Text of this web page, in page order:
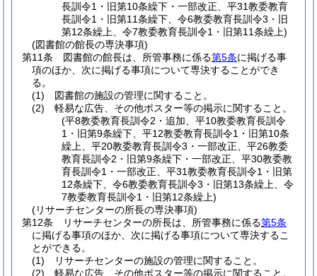
長訓令1・旧第10条繰下・一部改正、平31教委教育
長訓令1・旧第11条繰下、令6教委教育長訓令3・旧
第12条繰上、令7教委教育長訓令1・旧第11条繰上)
(図書館の館長の専決事項)
第11条
図書館の館長は、所管事務に係る第5条に掲げる事
項のほか、次に掲げる事項について専決することができ
る。
(1)
図書館の施設の管理に関すること。
(2)
軽易な広告、その他ポスター等の掲示に関すること。
(平8教委教育長訓令2・追加、平10教委教育長訓令
1・旧第9条繰下、平12教委教育長訓令1・旧第10条
繰上、平20教委教育長訓令3・一部改正、平26教委
教育長訓令2・旧第9条繰下・一部改正、平30教委教
育長訓令1・一部改正、平31教委教育長訓令1・旧第
12条繰下、令6教委教育長訓令3・旧第13条繰上、令
7教委教育長訓令1・旧第12条繰上)
(リサーチセンターの所長の専決事項)
第12条
リサーチセンターの所長は、所管事務に係る第5条
に掲げる事項のほか、次に掲げる事項について専決するこ
とができる。
(1)
リサーチセンターの施設の管理に関すること。
(2)
軽易な広告、その他ポスター等の掲示に関すること。